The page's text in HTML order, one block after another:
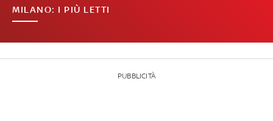
MILANO: I PIÙ LETTI
PUBBLICITÀ